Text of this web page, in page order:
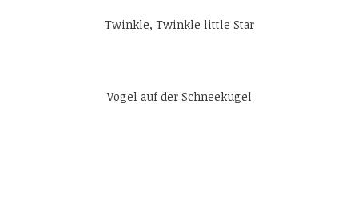
Twinkle, Twinkle little Star
Vogel auf der Schneekugel